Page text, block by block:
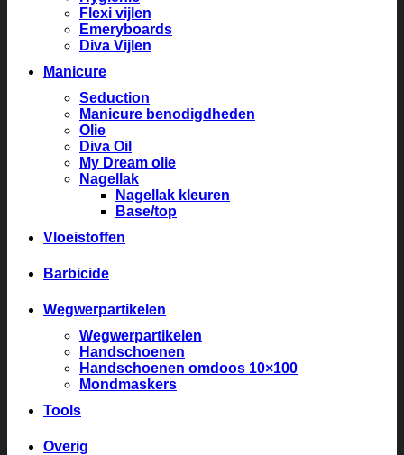
Flexi vijlen
Emeryboards
Diva Vijlen
Manicure
Seduction
Manicure benodigdheden
Olie
Diva Oil
My Dream olie
Nagellak
Nagellak kleuren
Base/top
Vloeistoffen
Barbicide
Wegwerpartikelen
Wegwerpartikelen
Handschoenen
Handschoenen omdoos 10×100
Mondmaskers
Tools
Overig